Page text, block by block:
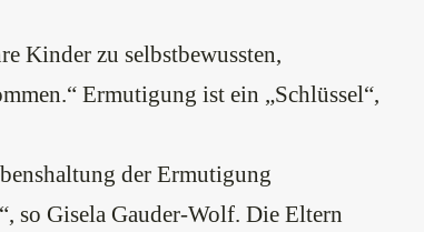
Kinder zu selbstbewussten,
Ermutigung ist ein „Schlüssel“,
der Ermutigung
so Gisela Gauder-Wolf. Die Eltern